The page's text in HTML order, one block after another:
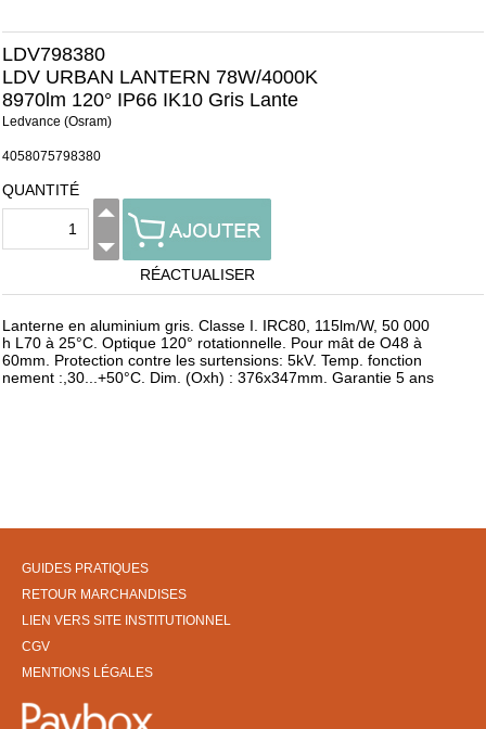
LDV798380
LDV URBAN LANTERN 78W/4000K
8970lm 120° IP66 IK10 Gris Lante
Ledvance (Osram)
4058075798380
QUANTITÉ
RÉACTUALISER
Lanterne en aluminium gris. Classe I. IRC80, 115lm/W, 50 000
h L70 à 25°C. Optique 120° rotationnelle. Pour mât de O48 à
60mm. Protection contre les surtensions: 5kV. Temp. fonction
nement :,30...+50°C. Dim. (Oxh) : 376x347mm. Garantie 5 ans
GUIDES PRATIQUES
RETOUR MARCHANDISES
LIEN VERS SITE INSTITUTIONNEL
CGV
MENTIONS LÉGALES